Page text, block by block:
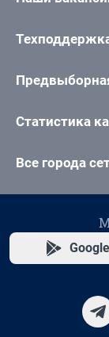
Статистика
Все города